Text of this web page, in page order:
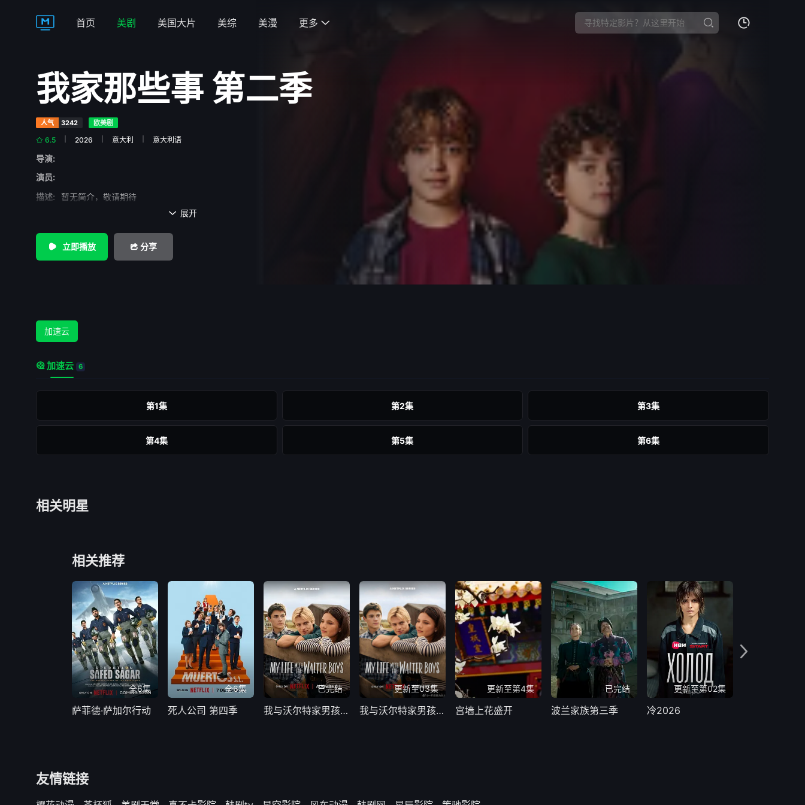
首页 美剧 美国大片 美综 美漫 更多 
我家那些事 第二季
人气 3242 欧美剧
6.5 2026 意大利 意大利语
导演:
演员:
描述:
暂无简介，敬请期待
 展开
立即播放 分享
加速云
加速云 6
第1集 第2集 第3集
第4集 第5集 第6集
相关明星
相关推荐
全6集
萨菲德·萨加尔行动
全6集
死人公司 第四季
已完结
我与沃尔特家男孩的生活第三季
更新至03集
我与沃尔特家男孩的生活 第三季
更新至第4集
宫墙上花盛开
已完结
波兰家族第三季
更新至第02集
冷2026
友情链接